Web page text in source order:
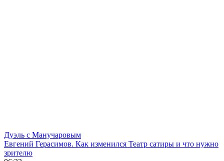
Дуэль с Манучаровым
Евгений Герасимов. Как изменился Театр сатиры и что нужно
зрителю